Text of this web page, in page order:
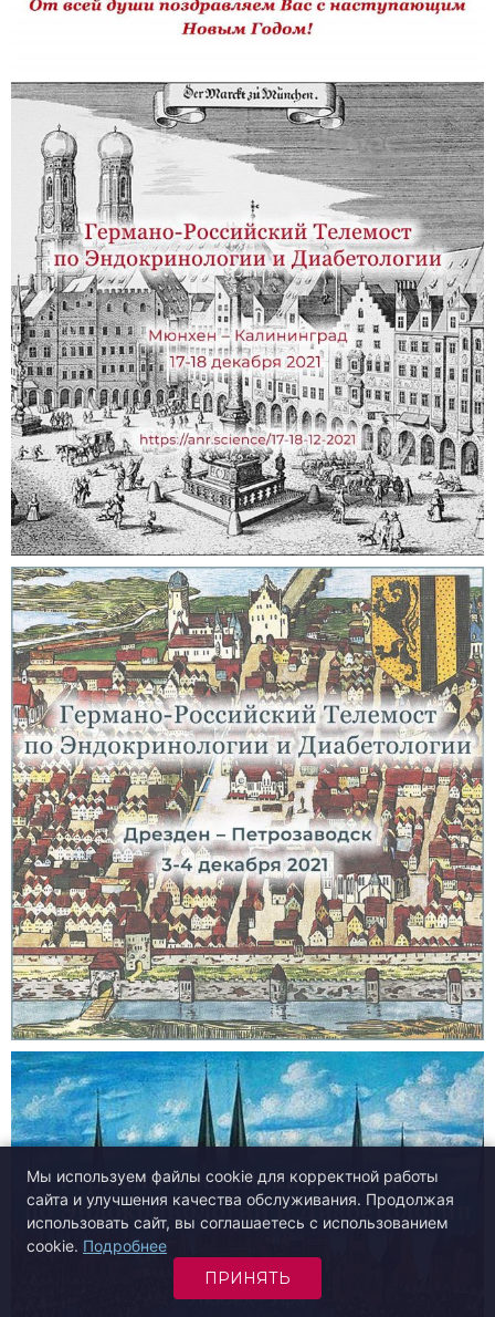
Мы используем файлы cookie для корректной работы
сайта и улучшения качества обслуживания. Продолжая
использовать сайт, вы соглашаетесь с использованием
cookie. Подробнее
ПРИНЯТЬ